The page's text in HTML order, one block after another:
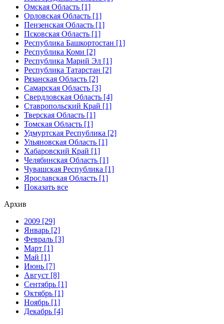
Омская Область [1]
Орловская Область [1]
Пензенская Область [1]
Псковская Область [1]
Республика Башкортостан [1]
Республика Коми [2]
Республика Марий Эл [1]
Республика Татарстан [2]
Рязанская Область [2]
Самарская Область [3]
Свердловская Область [4]
Ставропольский Край [1]
Тверская Область [1]
Томская Область [1]
Удмуртская Республика [2]
Ульяновская Область [1]
Хабаровский Край [1]
Челябинская Область [1]
Чувашская Республика [1]
Ярославская Область [1]
Показать все
Архив
2009 [29]
Январь [2]
Февраль [3]
Март [1]
Май [1]
Июнь [7]
Август [8]
Сентябрь [1]
Октябрь [1]
Ноябрь [1]
Декабрь [4]